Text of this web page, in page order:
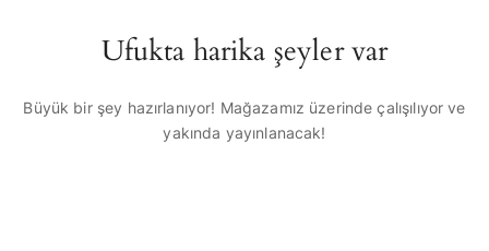
Ufukta harika şeyler var
Büyük bir şey hazırlanıyor! Mağazamız üzerinde çalışılıyor ve
yakında yayınlanacak!